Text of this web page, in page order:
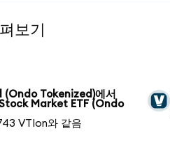
보기
Tokenized)에서
Market ETF (Ondo
VTIon와 같음